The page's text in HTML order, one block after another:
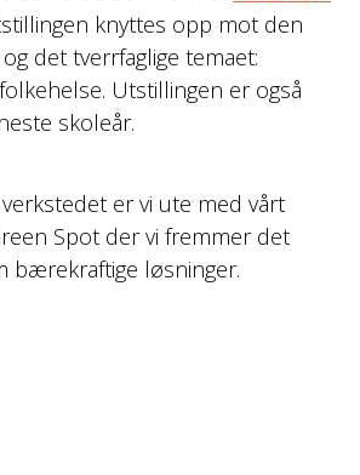
knyttes opp mot den
det tverrfaglige temaet:
Utstillingen er også
skoleår.
er vi ute med vårt
Spot der vi fremmer det
bærekraftige løsninger.